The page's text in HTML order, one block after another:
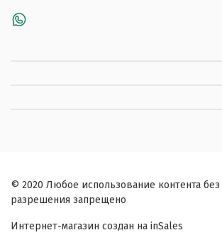
© 2020 Любое использование контента
разрешения запрещено
Интернет-магазин создан на inSales